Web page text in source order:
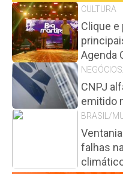
CULTURA
Clique
Agenda
CNPJ
emitido
BRASIL/
falhas